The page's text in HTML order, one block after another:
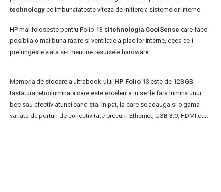
technology ce imbunatateste viteza de initiere a sistemelor interne.
HP mai foloseste pentru Folio 13 si tehnologia CoolSense care face
posibila o mai buna racire si ventilatie a placilor interne, ceea ce-i
prelungeste viata si-i mentine resursele hardware.
Memoria de stocare a ultrabook-ului HP Folio 13 este de 128 GB,
tastatura retroiluminata care este excelenta in serile fara lumina unui
bec sau efectiv atunci cand stai in pat, la care se adauga si o gama
variata de porturi de conectivitate precum Ethernet, USB 3.0, HDMI etc.